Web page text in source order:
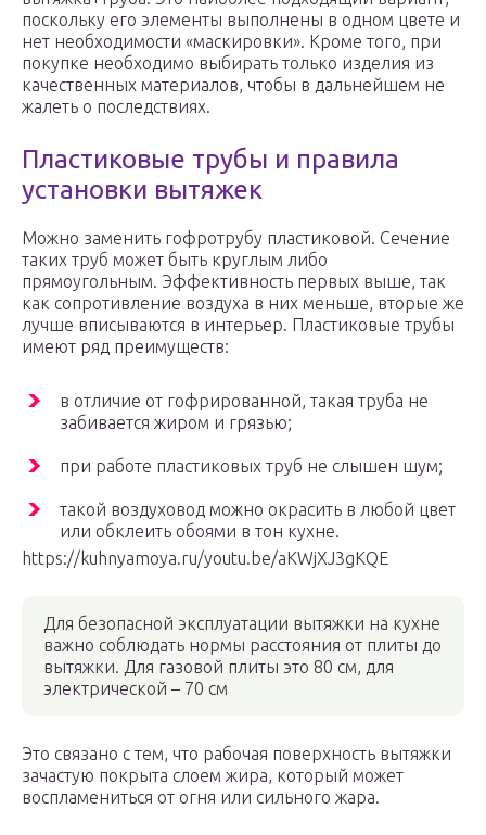
поскольку его элементы выполнены в одном цвете и
нет необходимости «маскировки». Кроме того, при
покупке необходимо выбирать только изделия из
качественных материалов, чтобы в дальнейшем не
жалеть о последствиях.
Пластиковые трубы и правила
установки вытяжек
Можно заменить гофротрубу пластиковой. Сечение
таких труб может быть круглым либо
прямоугольным. Эффективность первых выше, так
как сопротивление воздуха в них меньше, вторые же
лучше вписываются в интерьер. Пластиковые трубы
имеют ряд преимуществ:
в отличие от гофрированной, такая труба не
забивается жиром и грязью;
при работе пластиковых труб не слышен шум;
такой воздуховод можно окрасить в любой цвет
или обклеить обоями в тон кухне.
https://kuhnyamoya.ru/youtu.be/aKWjXJ3gKQE
Для безопасной эксплуатации вытяжки на кухне
важно соблюдать нормы расстояния от плиты до
вытяжки. Для газовой плиты это 80 см, для
электрической – 70 см
Это связано с тем, что рабочая поверхность вытяжки
зачастую покрыта слоем жира, который может
воспламениться от огня или сильного жара.